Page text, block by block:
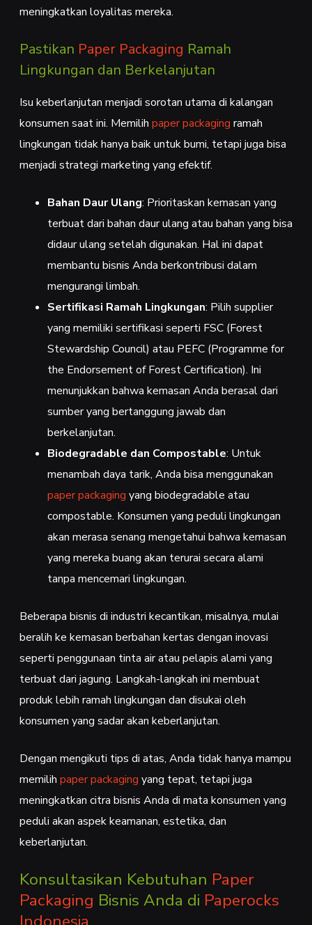
meningkatkan loyalitas mereka.
Pastikan Paper Packaging Ramah
Lingkungan dan Berkelanjutan
Isu keberlanjutan menjadi sorotan utama di kalangan
konsumen saat ini. Memilih paper packaging ramah
lingkungan tidak hanya baik untuk bumi, tetapi juga bisa
menjadi strategi marketing yang efektif.
Bahan Daur Ulang: Prioritaskan kemasan yang
terbuat dari bahan daur ulang atau bahan yang bisa
didaur ulang setelah digunakan. Hal ini dapat
membantu bisnis Anda berkontribusi dalam
mengurangi limbah.
Sertifikasi Ramah Lingkungan: Pilih supplier
yang memiliki sertifikasi seperti FSC (Forest
Stewardship Council) atau PEFC (Programme for
the Endorsement of Forest Certification). Ini
menunjukkan bahwa kemasan Anda berasal dari
sumber yang bertanggung jawab dan
berkelanjutan.
Biodegradable dan Compostable: Untuk
menambah daya tarik, Anda bisa menggunakan
paper packaging yang biodegradable atau
compostable. Konsumen yang peduli lingkungan
akan merasa senang mengetahui bahwa kemasan
yang mereka buang akan terurai secara alami
tanpa mencemari lingkungan.
Beberapa bisnis di industri kecantikan, misalnya, mulai
beralih ke kemasan berbahan kertas dengan inovasi
seperti penggunaan tinta air atau pelapis alami yang
terbuat dari jagung. Langkah-langkah ini membuat
produk lebih ramah lingkungan dan disukai oleh
konsumen yang sadar akan keberlanjutan.
Dengan mengikuti tips di atas, Anda tidak hanya mampu
memilih paper packaging yang tepat, tetapi juga
meningkatkan citra bisnis Anda di mata konsumen yang
peduli akan aspek keamanan, estetika, dan
keberlanjutan.
Konsultasikan Kebutuhan Paper
Packaging Bisnis Anda di Paperocks